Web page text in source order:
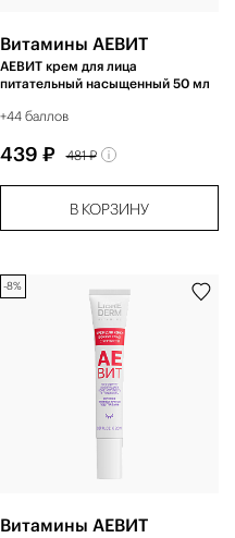
Витамины АЕВИТ
АЕВИТ крем для лица
питательный насыщенный 50 мл
+44 баллов
439 ₽ 481 ₽
В КОРЗИНУ
Витамины АЕВИТ
-8%